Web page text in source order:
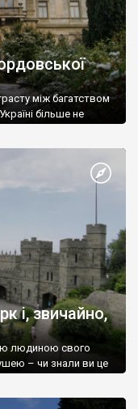
між багатством
більше не
і, звичайно,
людиною свого
– чи знали ви це